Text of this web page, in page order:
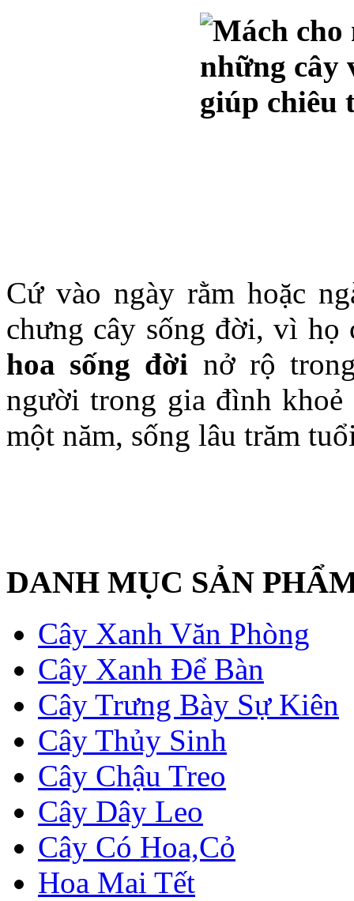
Cứ vào ngày rằm hoặc
chưng cây sống đời, vì họ
hoa sống đời nở rộ
người trong gia đình khoẻ
một năm, sống lâu trăm
DANH MỤC SẢN
Cây Xanh Văn Phòng
Cây Xanh Để Bàn
Cây Trưng Bày Sự Kiên
Cây Thủy Sinh
Cây Chậu Treo
Cây Dây Leo
Cây Có Hoa,Cỏ
Hoa Mai Tết